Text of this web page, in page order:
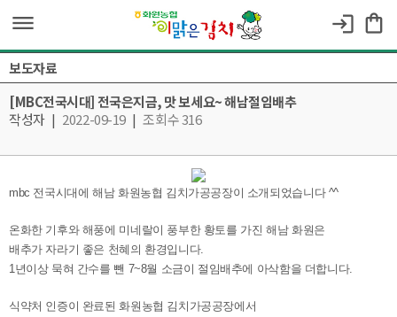
dehaze login shopping_bag
보도자료
[MBC전국시대] 전국은지금, 맛 보세요~ 해남절임배추
작성자 | 2022-09-19 | 조회수 316
mbc 전국시대에 해남 화원농협 김치가공공장이 소개되었습니다 ^^
온화한 기후와 해풍에 미네랄이 풍부한 황토를 가진 해남 화원은
배추가 자라기 좋은 천혜의 환경입니다.
1년이상 묵혀 간수를 뺀 7~8월 소금이 절임배추에 아삭함을 더합니다.
식약처 인증이 완료된 화원농협 김치가공공장에서